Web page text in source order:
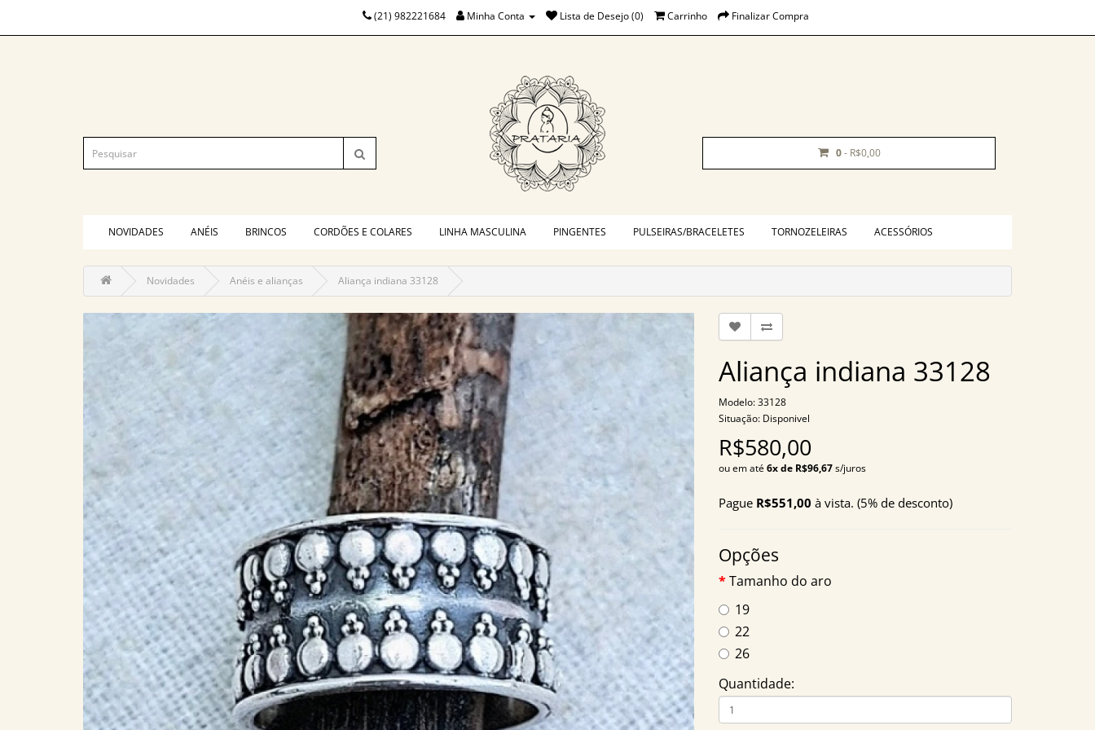
(21) 982221684 Minha Conta Lista de Desejo (0) Carrinho Finalizar Compra
0- R$0,00
NOVIDADES ANÉIS BRINCOS CORDÕES E COLARES LINHA MASCULINA PINGENTES PULSEIRAS/BRACELETES TORNOZELEIRAS ACESSÓRIOS
Novidades Anéis e alianças Aliança indiana 33128
Aliança indiana 33128
Modelo: 33128
Situação: Disponivel
R$580,00
ou em até6x de R$96,67s/juros
Pague R$551,00 à vista. (5% de desconto)
Opções
Tamanho do aro
19
22
26
Quantidade: